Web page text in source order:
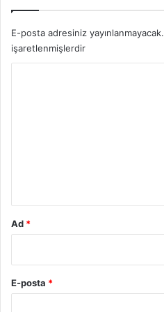
E-posta adresiniz yayınlanmayacak.
işaretlenmişlerdir
Ad *
E-posta *